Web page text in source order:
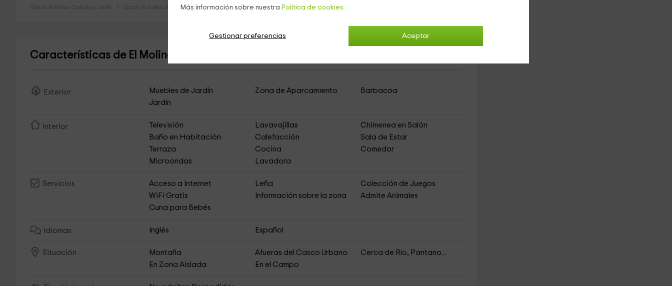
Más información sobre nuestra Política de cookies.
Aceptar
Gestionar preferencias
Casas Rurales Castilla y León Casas Rurales Soria
Características de El Molino de Bretún - Casa Buho
Exterior Muebles de Jardín Zona de Aparcamiento
Barbacoa
Jardín
Interior Televisión Lavavajillas
Chimenea en Salón
Baño en Habitación
Calefacción
Sala de Estar
Terraza
Cocina
Comedor
Microondas
Lavadora
Servicios Acceso a Internet Leña
Colección de Juegos
WiFi Gratis
Información sobre la zona
Admite Animales
Cuna para Bebés
Idiomas Inglés Español
Situación Montaña Afueras del Casco Urbano
Cerca de Río, Pantano...
En Zona Aislada
En el Campo